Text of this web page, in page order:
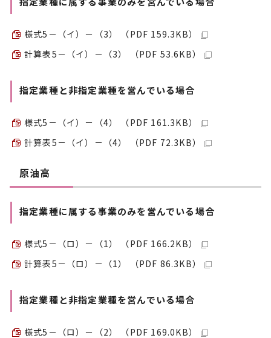
様式5－（イ）－（3） （PDF 159.3KB）
計算表5－（イ）－（3） （PDF 53.6KB）
指定業種と非指定業種を営んでいる場合
様式5－（イ）－（4） （PDF 161.3KB）
計算表5－（イ）－（4） （PDF 72.3KB）
原油高
指定業種に属する事業のみを営んでいる場合
様式5－（ロ）－（1） （PDF 166.2KB）
計算表5－（ロ）－（1） （PDF 86.3KB）
指定業種と非指定業種を営んでいる場合
様式5－（ロ）－（2） （PDF 169.0KB）